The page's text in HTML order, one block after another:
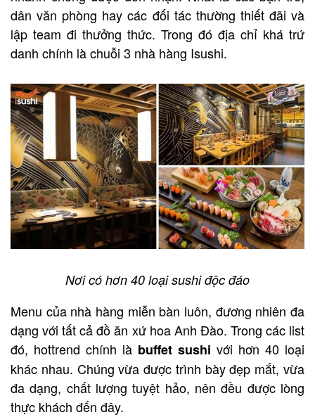
dân văn phòng hay các đối tác thường thiết đãi và
lập team đi thưởng thức. Trong đó địa chỉ khá trứ
danh chính là chuỗi 3 nhà hàng Isushi.
Nơi có hơn 40 loại sushi độc đáo
Menu của nhà hàng miễn bàn luôn, đương nhiên đa
dạng với tất cả đồ ăn xứ hoa Anh Đào. Trong các list
đó, hottrend chính là buffet sushi với hơn 40 loại
khác nhau. Chúng vừa được trình bày đẹp mắt, vừa
đa dạng, chất lượng tuyệt hảo, nên đều được lòng
thực khách đến đây.